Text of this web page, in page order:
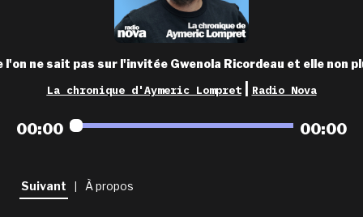
fréquences
les grilles
playlists
newsletter
l'on ne sait pas sur l'invitée Gwenola Ricordeau et elle non
La chronique d'Aymeric Lompret Radio Nova
00:00 00:00
Suivant À propos